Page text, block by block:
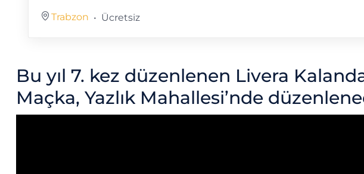
Trabzon Ücretsiz
Bu yıl 7. kez düzenlenen Livera
Maçka, Yazlık Mahallesi’nde